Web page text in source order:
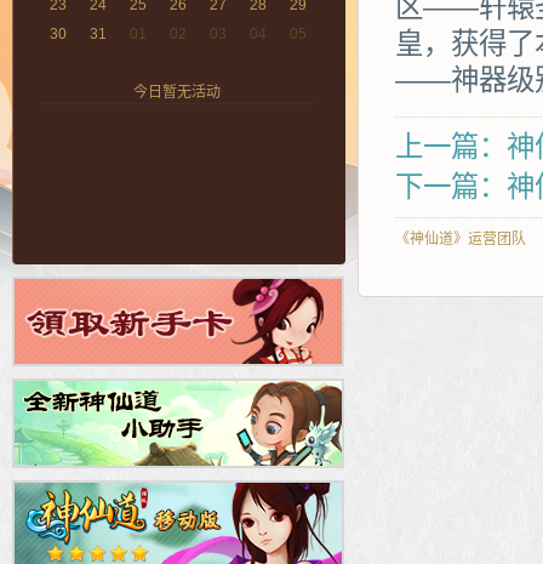
23
24 25 26 27 28
29
30
31 01 02 03 04 05
今日暂无活动
区——轩辕
皇，获得
——神器级
上一篇：
下一篇：
《神仙道》运营团队